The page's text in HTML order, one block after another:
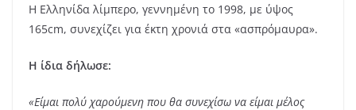
Η Ελληνίδα λίμπερο, γεννημένη το 1998, με ύψος
165cm, συνεχίζει για έκτη χρονιά στα «ασπρόμαυρα».
Η ίδια δήλωσε:
«Είμαι πολύ χαρούμενη που θα συνεχίσω να είμαι μέλος